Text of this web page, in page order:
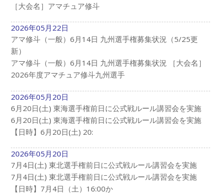
［大会名］アマチュア修斗
2026年05月22日
アマ修斗（一般）6月14日 九州選手権募集状況（5/25更
新）
アマ修斗（一般）6月14日 九州選手権募集状況 ［大会名］
2026年度アマチュア修斗九州選手
2026年05月20日
6月20日(土) 東海選手権前日に公式戦ルール講習会を実施
6月20日(土) 東海選手権前日に公式戦ルール講習会を実施
【日時】6月20日(土) 20:
2026年05月20日
7月4日(土) 東北選手権前日に公式戦ルール講習会を実施
7月4日(土) 東北選手権前日に公式戦ルール講習会を実施
【日時】7月4日（土）16:00か